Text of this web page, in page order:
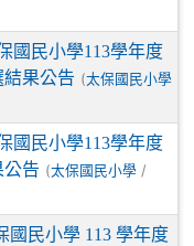
國民小學113學年度
果公告 (太保國民小學
國民小學113學年度
公告 (太保國民小學 /
國民小學 113 學年度